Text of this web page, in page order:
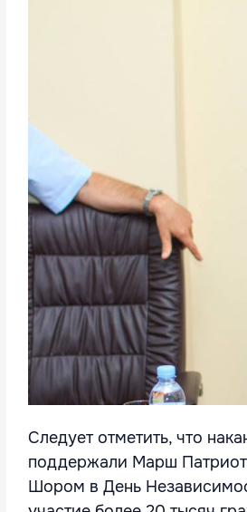
Следует отметить, что
поддержали Марш
Шором в День